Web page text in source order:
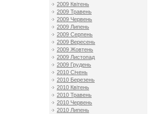
2009 Квітень
2009 Травень
2009 Червень
2009 Липень
2009 Серпень
2009 Вересень
2009 Жовтень
2009 Листопад
2009 Грудень
2010 Січень
2010 Березень
2010 Квітень
2010 Травень
2010 Червень
2010 Липень